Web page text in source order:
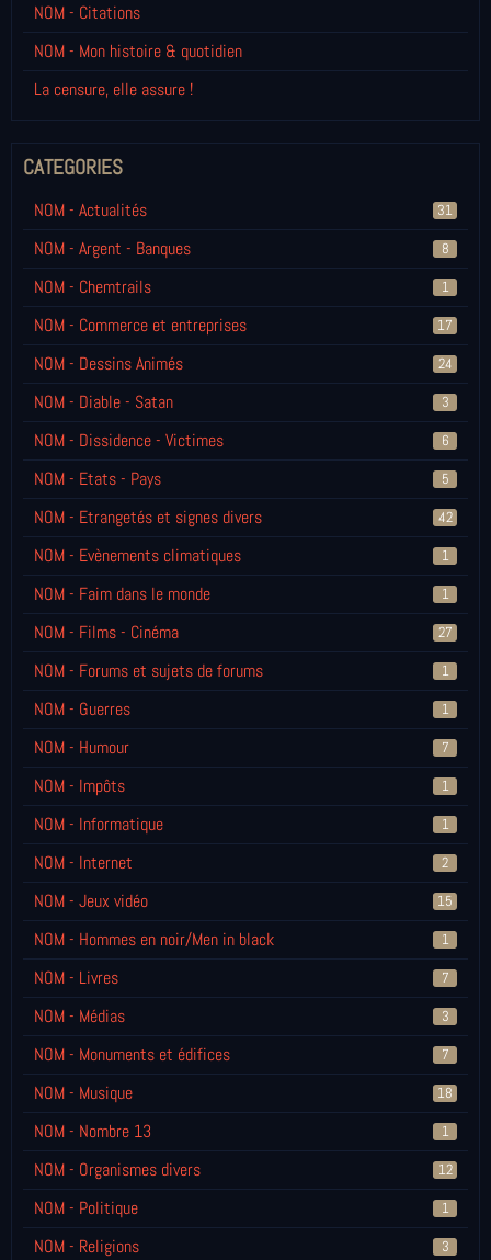
NOM - Citations
NOM - Mon histoire & quotidien
La censure, elle assure !
CATEGORIES
NOM - Actualités 31
NOM - Argent - Banques 8
NOM - Chemtrails 1
NOM - Commerce et entreprises 17
NOM - Dessins Animés 24
NOM - Diable - Satan 3
NOM - Dissidence - Victimes 6
NOM - Etats - Pays 5
NOM - Etrangetés et signes divers 42
NOM - Evènements climatiques 1
NOM - Faim dans le monde 1
NOM - Films - Cinéma 27
NOM - Forums et sujets de forums 1
NOM - Guerres 1
NOM - Humour 7
NOM - Impôts 1
NOM - Informatique 1
NOM - Internet 2
NOM - Jeux vidéo 15
NOM - Hommes en noir/Men in black 1
NOM - Livres 7
NOM - Médias 3
NOM - Monuments et édifices 7
NOM - Musique 18
NOM - Nombre 13 1
NOM - Organismes divers 12
NOM - Politique 1
NOM - Religions 3